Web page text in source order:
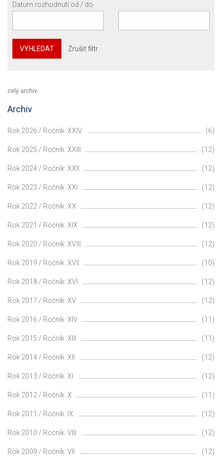
Datum rozhodnutí od / do
VYHLEDAT Zrušit filtr
celý archiv
Archiv
Rok 2026 / Ročník: XXIV (6)
Rok 2025 / Ročník: XXIII (12)
Rok 2024 / Ročník: XXII (12)
Rok 2023 / Ročník: XXI (12)
Rok 2022 / Ročník: XX (12)
Rok 2021 / Ročník: XIX (12)
Rok 2020 / Ročník: XVIII (12)
Rok 2019 / Ročník: XVII (10)
Rok 2018 / Ročník: XVI (12)
Rok 2017 / Ročník: XV (12)
Rok 2016 / Ročník: XIV (11)
Rok 2015 / Ročník: XIII (11)
Rok 2014 / Ročník: XII (12)
Rok 2013 / Ročník: XI (12)
Rok 2012 / Ročník: X (11)
Rok 2011 / Ročník: IX (12)
Rok 2010 / Ročník: VIII (12)
Rok 2009 / Ročník: VII (12)